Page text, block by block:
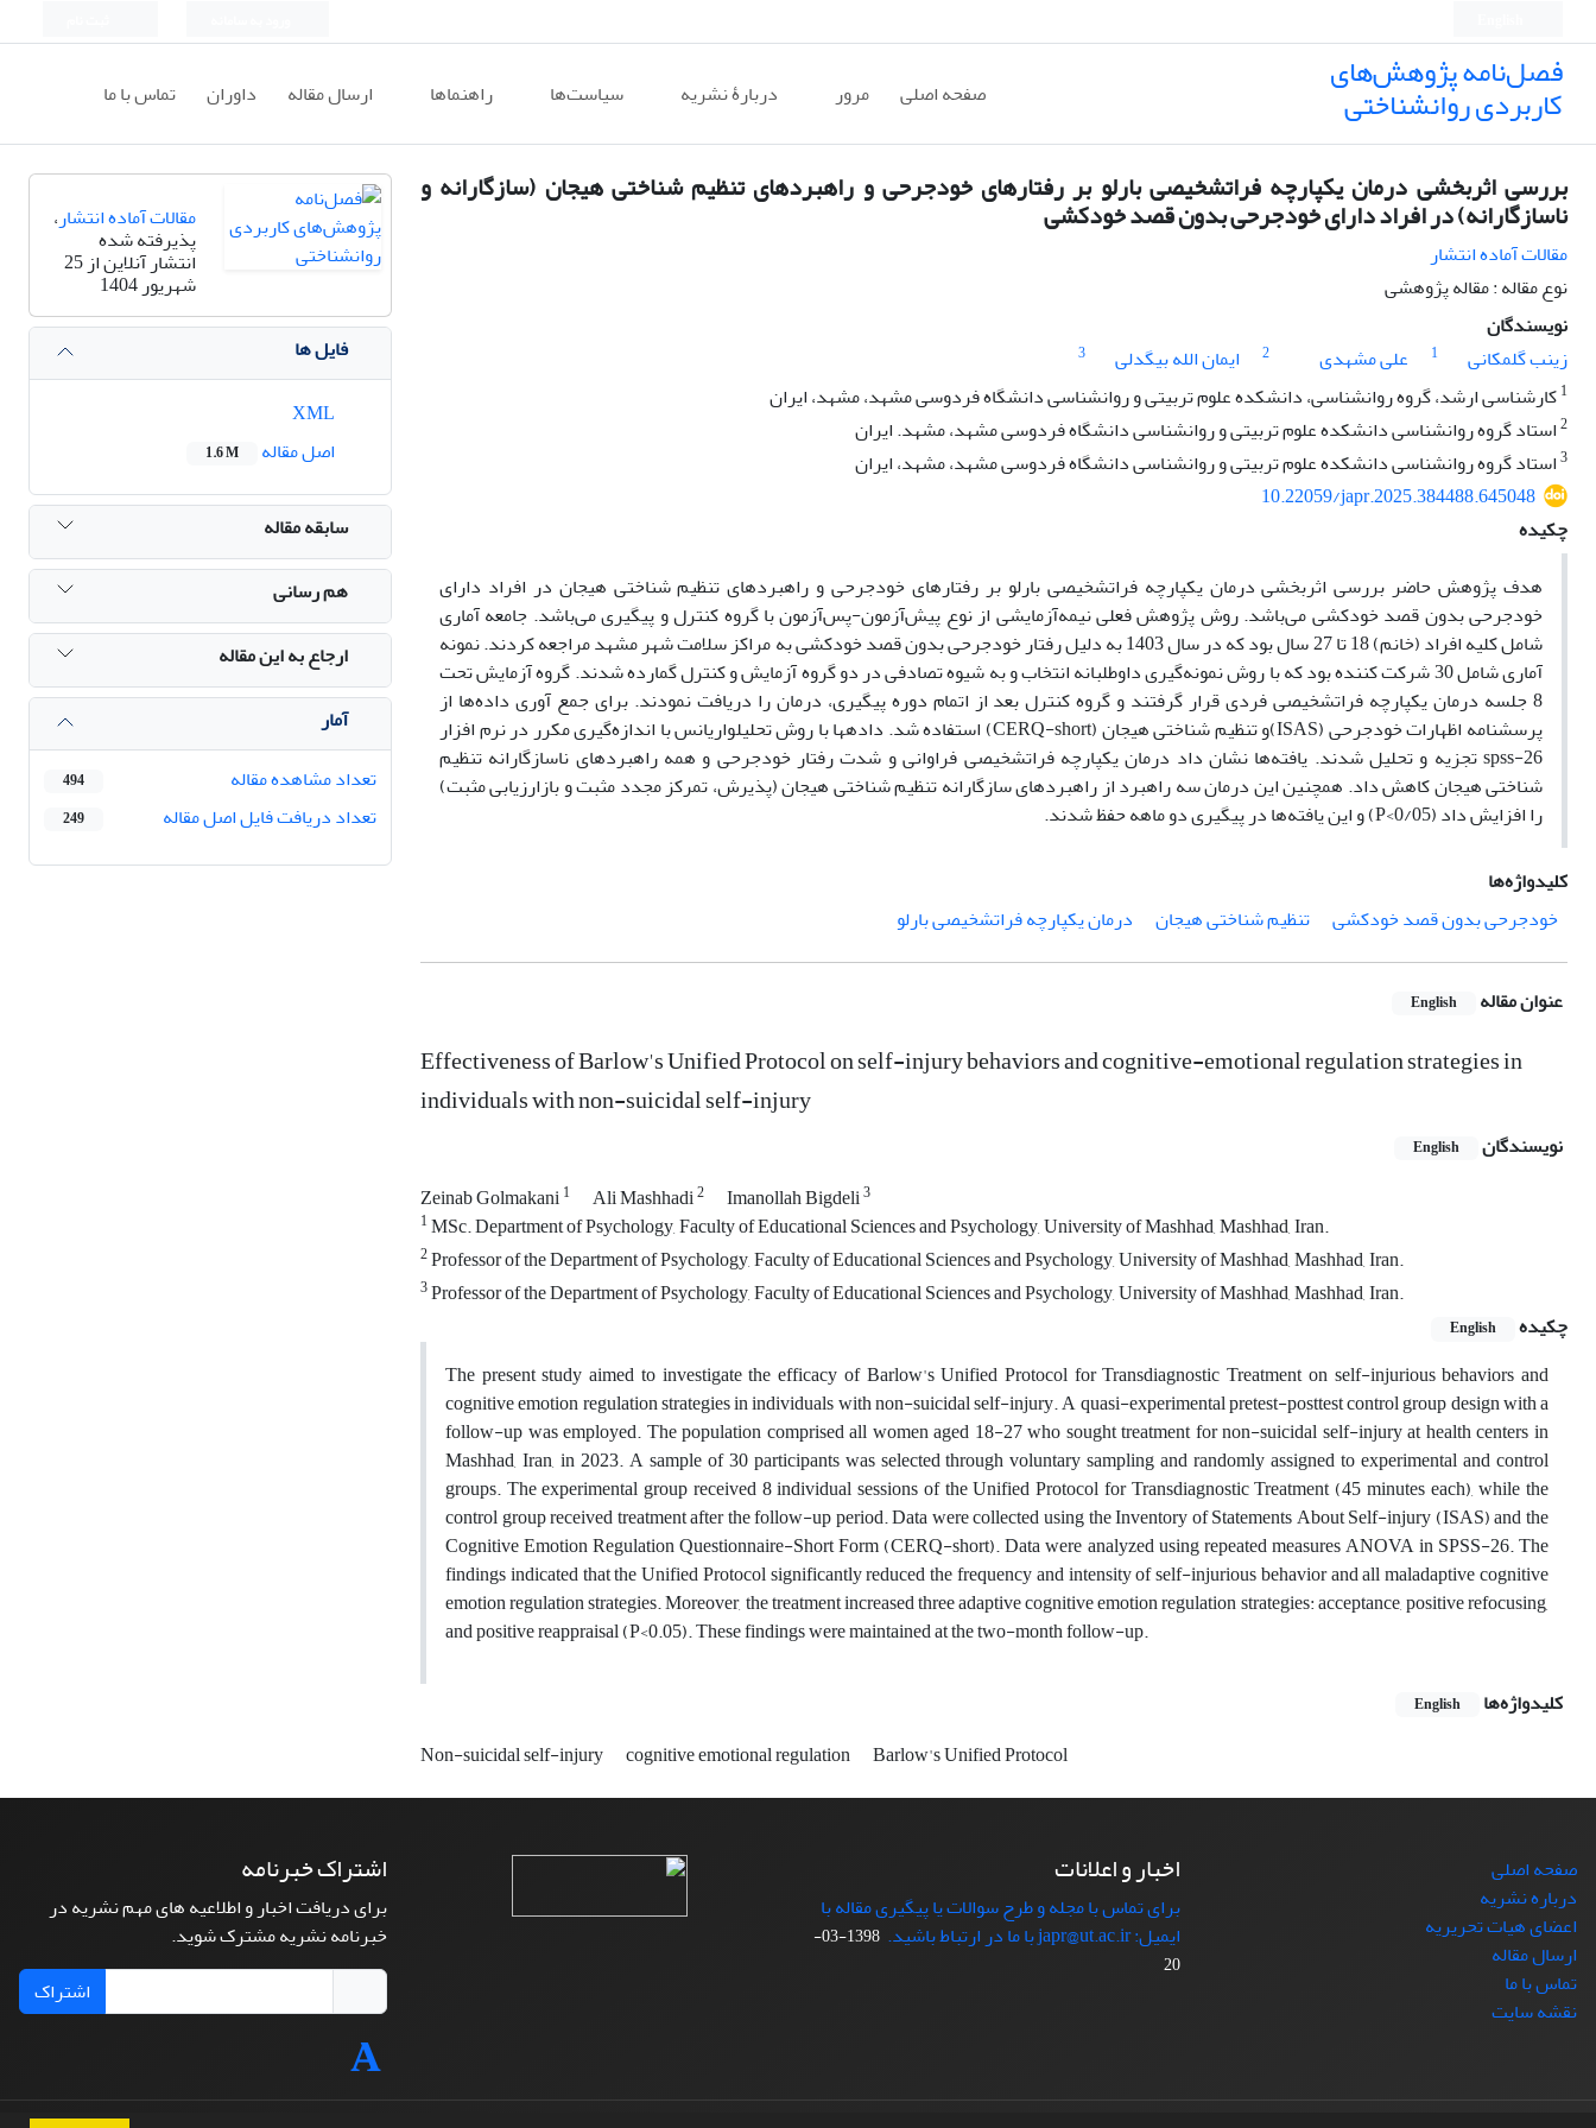
فصل‌نامه پژوهش‌های
کاربردی روانشناختی صفحه اصلی مرور دربارۀ نشریه سیاست‌ها راهنماها ارسال مقاله داوران تماس با ما
بررسی اثربخشی درمان یکپارچه فراتشخیصی بارلو بر رفتارهای خودجرحی و راهبردهای تنظیم شناختی هیجان (سازگارانه و
ناسازگارانه) در افراد دارای خودجرحی بدون قصد خودکشی
مقالات آماده انتشار
نوع مقاله : مقاله پژوهشی
نویسندگان
زینب گلمکانی
1 علی مشهدی 2 ایمان الله بیگدلی
3
1کارشناسی ارشد، گروه روانشناسی، دانشکده علوم تربیتی و روانشناسی دانشگاه فردوسی مشهد، مشهد، ایران
2استاد گروه روانشناسی دانشکده علوم تربیتی و روانشناسی دانشگاه فردوسی مشهد، مشهد. ایران
3استاد گروه روانشناسی دانشکده علوم تربیتی و روانشناسی دانشگاه فردوسی مشهد، مشهد، ایران
10.22059/japr.2025.384488.645048
چکیده
هدف پژوهش حاضر بررسی اثربخشی درمان یکپارچه فراتشخیصی بارلو بر رفتارهای ‌خودجرحی و راهبردهای تنظیم شناختی هیجان در افراد دارای
خودجرحی بدون قصد خودکشی‎ می‌‎باشد. روش پژوهش فعلی نیمه‌آزمایشی از نوع پیش‌آزمون-پس‌آزمون با گروه کنترل و پیگیری می‌باشد. جامعه آماری
شامل کلیه افراد (خانم) 18 تا 27 سال بود که در سال 1403 به دلیل رفتار خودجرحی بدون قصد خودکشی به مراکز سلامت شهر مشهد مراجعه کردند. نمونه
آماری شامل 30 شرکت کننده بود که با روش نمونه‎‌گیری داوطلبانه انتخاب و به شیوه تصادفی در دو گروه آزمایش و کنترل گمارده شدند. گروه آزمایش تحت
8 جلسه درمان یکپارچه فراتشخیصی فردی قرار گرفتند و گروه کنترل بعد از اتمام دوره پیگیری، درمان را دریافت نمودند. برای جمع آوری داده‌‎ها از
پرسشنامه‎ اظهارات خودجرحی (ISAS)و تنظیم شناختی هیجان (CERQ-short) استفاده شد. داده‎ها با روش تحلیل‎واریانس با اندازه‎‎‌گیری مکرر در نرم افزار
spss-26 تجزیه و تحلیل شدند. یافته‎‎‌ها نشان داد درمان یکپارچه فراتشخیصی فراوانی و شدت رفتار خودجرحی و همه راهبردهای ناسازگارانه تنظیم
شناختی هیجان کاهش داد. همچنین این درمان سه راهبرد از راهبردهای سازگارانه تنظیم شناختی هیجان (پذیرش، تمرکز مجدد مثبت و بازارزیابی مثبت)
را افزایش داد (P<0/05) و این یافته‎‌‎‎‎ها در پیگیری دو ماهه حفظ شدند.
کلیدواژه‌ها
خودجرحی بدون قصد خودکشی
تنظیم شناختی هیجان درمان یکپارچه فراتشخیصی بارلو
عنوان مقاله English
Effectiveness of Barlow's Unified Protocol on self-injury behaviors and cognitive-emotional regulation strategies in
individuals with non-suicidal self-injury
نویسندگان English
Zeinab Golmakani1 Ali Mashhadi2 Imanollah Bigdeli3
1MSc. Department of Psychology, Faculty of Educational Sciences and Psychology, University of Mashhad, Mashhad, Iran.
2Professor of the Department of Psychology, Faculty of Educational Sciences and Psychology, University of Mashhad, Mashhad, Iran.
3Professor of the Department of Psychology, Faculty of Educational Sciences and Psychology, University of Mashhad, Mashhad, Iran.
چکیده
English
The present study aimed to investigate the efficacy of Barlow's Unified Protocol for Transdiagnostic Treatment on self-injurious behaviors and
cognitive emotion regulation strategies in individuals with non-suicidal self-injury. A quasi-experimental pretest-posttest control group design with a
follow-up was employed. The population comprised all women aged 18-27 who sought treatment for non-suicidal self-injury at health centers in
Mashhad, Iran, in 2023. A sample of 30 participants was selected through voluntary sampling and randomly assigned to experimental and control
groups. The experimental group received 8 individual sessions of the Unified Protocol for Transdiagnostic Treatment (45 minutes each), while the
control group received treatment after the follow-up period. Data were collected using the Inventory of Statements About Self-injury (ISAS) and the
Cognitive Emotion Regulation Questionnaire-Short Form (CERQ-short). Data were analyzed using repeated measures ANOVA in SPSS-26. The
findings indicated that the Unified Protocol significantly reduced the frequency and intensity of self-injurious behavior and all maladaptive cognitive
emotion regulation strategies. Moreover, the treatment increased three adaptive cognitive emotion regulation strategies: acceptance, positive refocusing,
and positive reappraisal (P<0.05). These findings were maintained at the two-month follow-up.
کلیدواژه‌ها
English
Non-suicidal self-injury cognitive emotional regulation Barlow's Unified Protocol
مقالات آماده انتشار،
پذیرفته شده
انتشار آنلاین از 25
شهریور 1404
فایل ها
اصل مقاله
1.6 M
سابقه مقاله
هم رسانی
ارجاع به این مقاله
آمار
تعداد مشاهده مقاله
494
تعداد دریافت فایل اصل مقاله 249
صفحه اصلی
درباره نشریه
اعضای هیات تحریریه
ارسال مقاله
تماس با ما
نقشه سایت
اخبار و اعلانات
برای تماس با مجله و طرح سوالات یا پیگیری مقاله با
ایمیل: japr@ut.ac.ir با ما در ارتباط باشید.
1398-03-
20
اشتراک خبرنامه
برای دریافت اخبار و اطلاعیه های مهم نشریه در
خبرنامه نشریه مشترک شوید.
اشتراک